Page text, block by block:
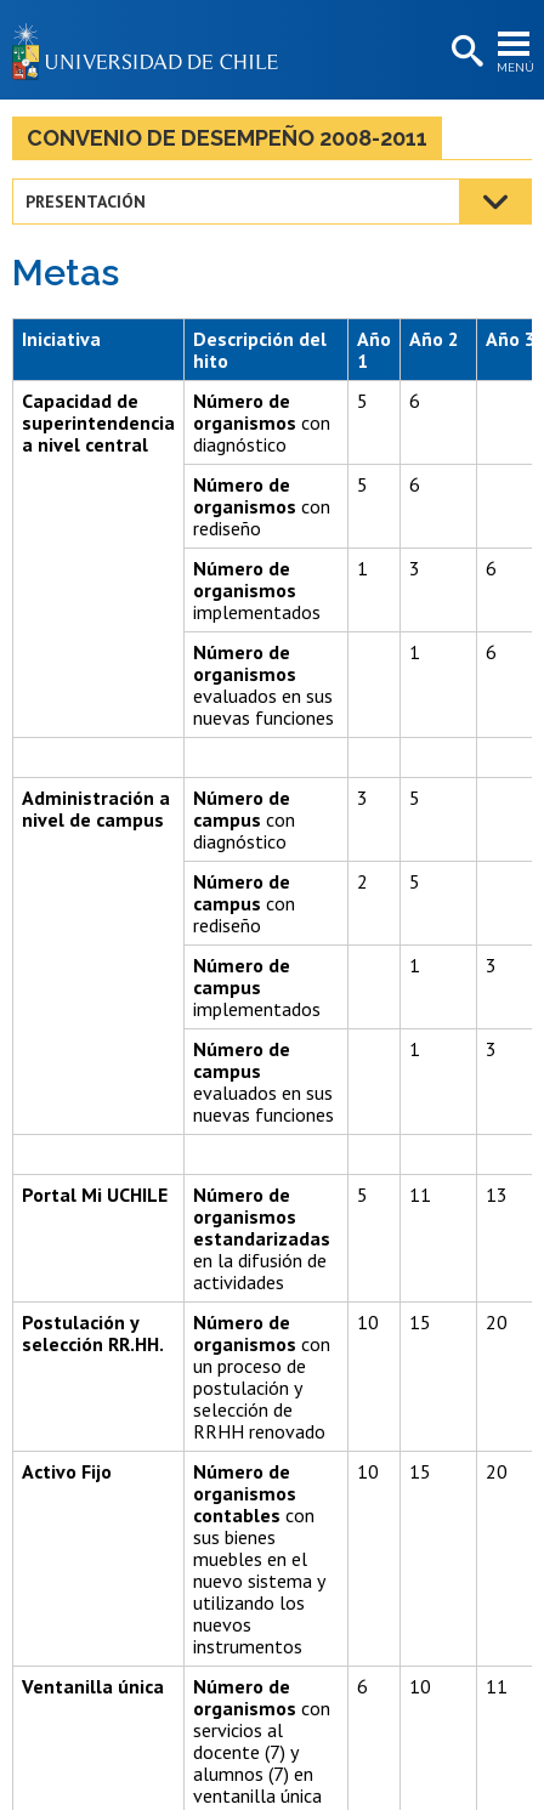
MENÚ
BIBLIOTECAS
LA UNIVERSIDAD
Estudiantes
Funcionarias/os
Egresadas/os
CONVENIO DE DESEMPEÑO 2008-2011
PRESENTACIÓN
Metas
Iniciativa
Descripción del
hito
Año
1
Año 2 Año 3
Capacidad de
superintendencia
a nivel central
Número de
organismos con
diagnóstico
5 6
Número de
organismos con
rediseño
5 6
Número de
organismos
implementados
1 3 6
Número de
organismos
evaluados en sus
nuevas funciones
1 6
Administración a
nivel de campus
Número de
campus con
diagnóstico
3 5
Número de
campus con
rediseño
2 5
Número de
campus
implementados
1 3
Número de
campus
evaluados en sus
nuevas funciones
1 3
Portal Mi UCHILE
Número de
organismos
estandarizadas
en la difusión de
actividades
5 11 13
Postulación y
selección RR.HH.
Número de
organismos con
un proceso de
postulación y
selección de
RRHH renovado
10 15 20
Activo Fijo
Número de
organismos
contables con
sus bienes
muebles en el
nuevo sistema y
utilizando los
nuevos
instrumentos
10 15 20
Ventanilla única
Número de
organismos con
servicios al
docente (7) y
alumnos (7) en
ventanilla única
6 10 11